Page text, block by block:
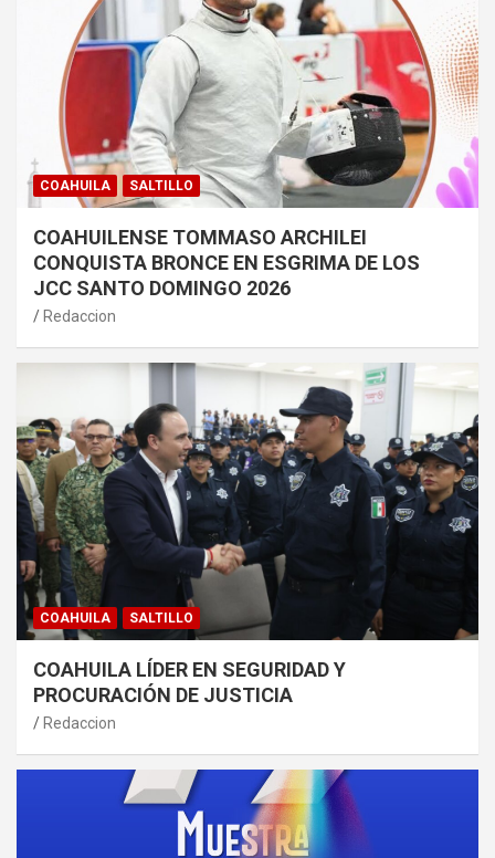
COAHUILA SALTILLO
COAHUILENSE TOMMASO ARCHILEI
CONQUISTA BRONCE EN ESGRIMA DE LOS
JCC SANTO DOMINGO 2026
Redaccion
COAHUILA SALTILLO
COAHUILA LÍDER EN SEGURIDAD Y
PROCURACIÓN DE JUSTICIA
Redaccion